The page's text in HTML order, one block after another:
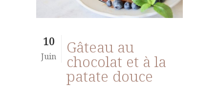
10
Juin Gâteau au
chocolat et à la
patate douce